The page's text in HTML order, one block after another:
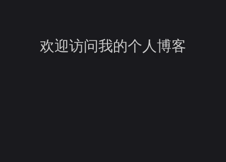
欢迎访问我的个人博客